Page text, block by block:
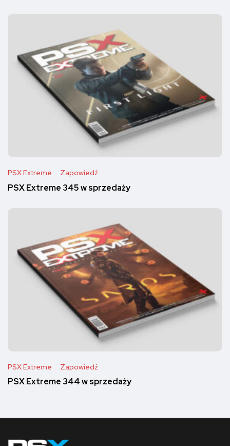
PSX Extreme Zapowiedź
PSX Extreme 345 w sprzedaży
PSX Extreme Zapowiedź
PSX Extreme 344 w sprzedaży